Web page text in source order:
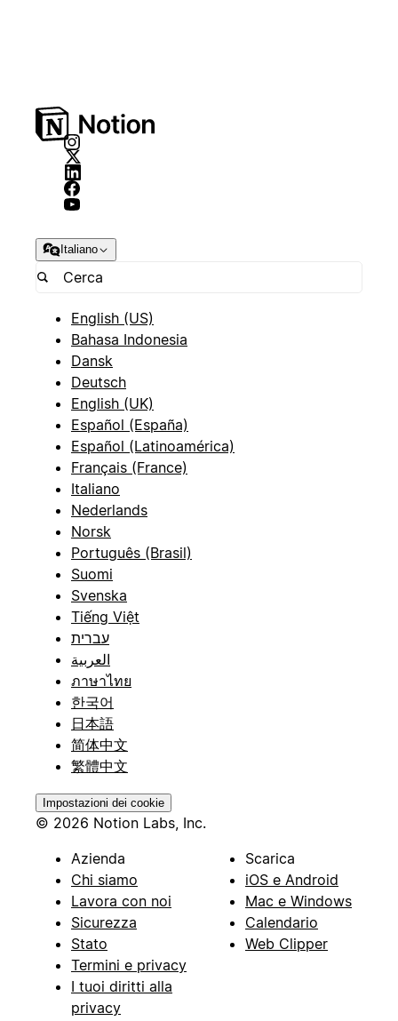
Italiano
English (US)
Bahasa Indonesia
Dansk
Deutsch
English (UK)
Español (España)
Español (Latinoamérica)
Français (France)
Italiano
Nederlands
Norsk
Português (Brasil)
Suomi
Svenska
Tiếng Việt
עברית
العربية
ภาษาไทย
한국어
日本語
简体中文
繁體中文
Impostazioni dei cookie
© 2026 Notion Labs, Inc.
Azienda
Chi siamo
Lavora con noi
Sicurezza
Stato
Termini e privacy
I tuoi diritti alla
privacy
Scarica
iOS e Android
Mac e Windows
Calendario
Web Clipper